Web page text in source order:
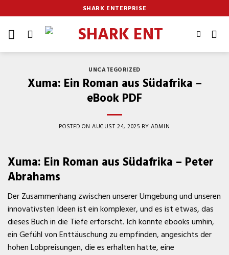
to
content
SHARK ENTERPRISE
UNCATEGORIZED
Xuma: Ein Roman aus Südafrika –
eBook PDF
POSTED ONAUGUST 24, 2025 BY ADMIN
Xuma: Ein Roman aus Südafrika – Peter
Abrahams
Der Zusammenhang zwischen unserer Umgebung und unseren
innovativsten Ideen ist ein komplexer, und es ist etwas, das
dieses Buch in die Tiefe erforscht. Ich konnte ebooks umhin,
ein Gefühl von Enttäuschung zu empfinden, angesichts der
hohen Lobpreisungen, die es erhalten hatte, eine